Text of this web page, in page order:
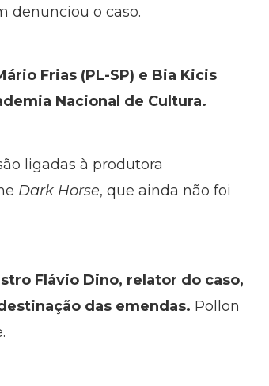
denunciou o caso.
Frias (PL-SP) e Bia Kicis
Nacional de Cultura.
ligadas à produtora
Dark Horse, que ainda não foi
Flávio Dino, relator do caso,
das emendas. Pollon